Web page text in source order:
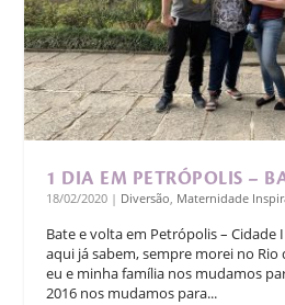
1 DIA EM
18/02/2020 | Diversão, Maternidade
Bate e volta em Petrópolis – Cidade
aqui já sabem, sempre morei no Rio
eu e minha família nos mudamos
2016 nos mudamos para...